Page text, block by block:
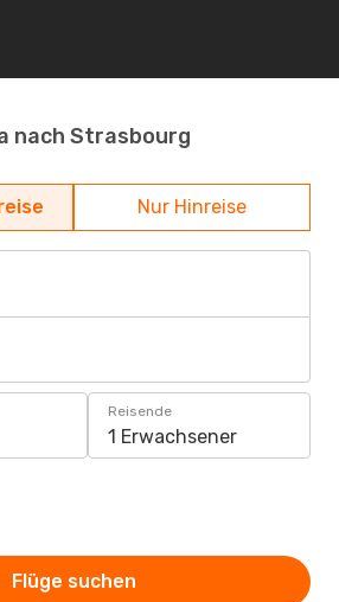
nach Strasbourg
Nur Hinreise
Reisende
1 Erwachsener
Flüge suchen